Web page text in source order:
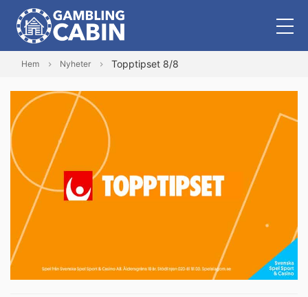
Hem Nyheter Topptipset 8/8